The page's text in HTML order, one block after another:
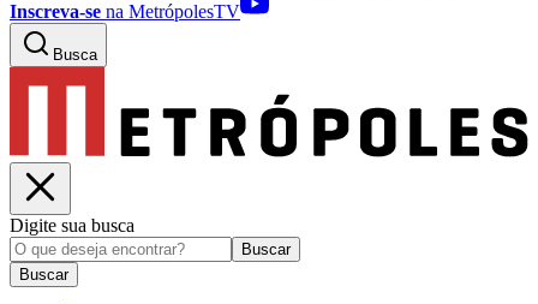
Inscreva-se na MetrópolesTV
Busca
Digite sua busca
Buscar
Buscar